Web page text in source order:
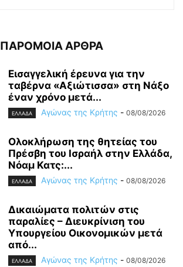
ΠΑΡΟΜΟΙΑ ΑΡΘΡΑ
Εισαγγελική έρευνα για την
ταβέρνα «Αξιώτισσα» στη Νάξο
έναν χρόνο μετά...
ΕΛΛΑΔΑ Αγώνας της Κρήτης - 08/08/2026
Ολοκλήρωση της θητείας του
Πρέσβη του Ισραήλ στην Ελλάδα,
Νόαμ Κατς:...
ΕΛΛΑΔΑ Αγώνας της Κρήτης - 08/08/2026
Δικαιώματα πολιτών στις
παραλίες – Διευκρίνιση του
Υπουργείου Οικονομικών μετά
από...
ΕΛΛΑΔΑ Αγώνας της Κρήτης - 08/08/2026